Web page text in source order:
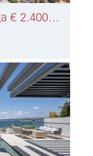
Appartement Málaga € 2.400.000,-